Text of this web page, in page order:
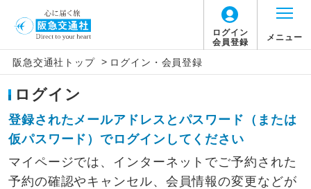
ログイン
会員登録
メニュー
阪急交通社トップ > ログイン・会員登録
ログイン
登録されたメールアドレスとパスワード（または
仮パスワード）でログインしてください
マイページでは、インターネットでご予約された
予約の確認やキャンセル、会員情報の変更などが